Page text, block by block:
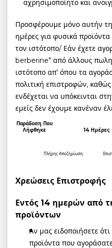
αχρησιμοποίητο και
Προσφέρουμε μόνο αυτήν
ημέρες για φυσικά
τον ιστότοπο/ Εάν έχετε
berberine" από άλλους
ιστότοπο απ' όπου τα
πολιτική επιστροφών,
ενδέχεται να υπόκεινται
εμείς δεν έχουμε κανέναν
Παράδοση Που
Λήφθηκε
14 Ημέρες
Πλήρης Αποζημίωση
Χρεώσεις Επιστροφής
Εντός 14 ημερών από
προϊόντων
Αν μας ειδοποιήσετε
προϊόντα που